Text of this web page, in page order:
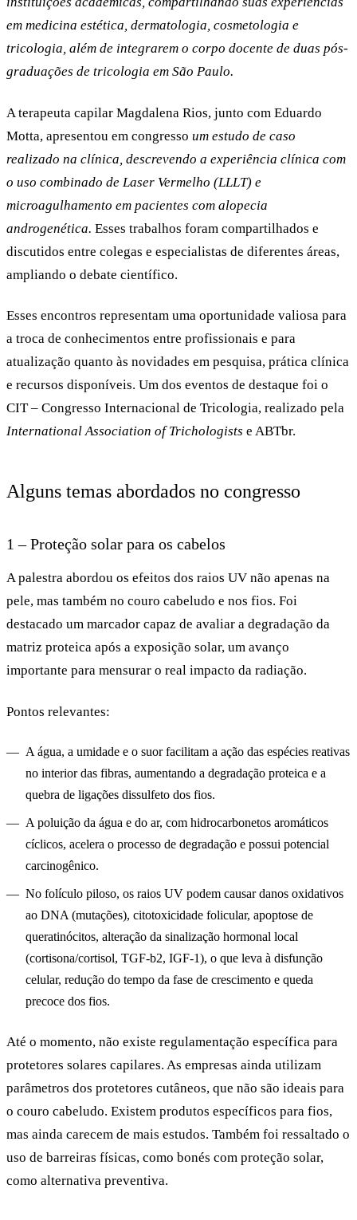
em medicina estética, dermatologia, cosmetologia e
tricologia, além de integrarem o corpo docente de duas pós-
graduações de tricologia em São Paulo.
A terapeuta capilar Magdalena Rios, junto com Eduardo
Motta, apresentou em congresso um estudo de caso
realizado na clínica, descrevendo a experiência clínica com
o uso combinado de Laser Vermelho (LLLT) e
microagulhamento em pacientes com alopecia
androgenética. Esses trabalhos foram compartilhados e
discutidos entre colegas e especialistas de diferentes áreas,
ampliando o debate científico.
Esses encontros representam uma oportunidade valiosa para
a troca de conhecimentos entre profissionais e para
atualização quanto às novidades em pesquisa, prática clínica
e recursos disponíveis. Um dos eventos de destaque foi o
CIT – Congresso Internacional de Tricologia, realizado pela
International Association of Trichologists e ABTbr.
Alguns temas abordados no congresso
1 – Proteção solar para os cabelos
A palestra abordou os efeitos dos raios UV não apenas na
pele, mas também no couro cabeludo e nos fios. Foi
destacado um marcador capaz de avaliar a degradação da
matriz proteica após a exposição solar, um avanço
importante para mensurar o real impacto da radiação.
Pontos relevantes:
A água, a umidade e o suor facilitam a ação das espécies reativas
no interior das fibras, aumentando a degradação proteica e a
quebra de ligações dissulfeto dos fios.
A poluição da água e do ar, com hidrocarbonetos aromáticos
cíclicos, acelera o processo de degradação e possui potencial
carcinogênico.
No folículo piloso, os raios UV podem causar danos oxidativos
ao DNA (mutações), citotoxicidade folicular, apoptose de
queratinócitos, alteração da sinalização hormonal local
(cortisona/cortisol, TGF-b2, IGF-1), o que leva à disfunção
celular, redução do tempo da fase de crescimento e queda
precoce dos fios.
Até o momento, não existe regulamentação específica para
protetores solares capilares. As empresas ainda utilizam
parâmetros dos protetores cutâneos, que não são ideais para
o couro cabeludo. Existem produtos específicos para fios,
mas ainda carecem de mais estudos. Também foi ressaltado o
uso de barreiras físicas, como bonés com proteção solar,
como alternativa preventiva.